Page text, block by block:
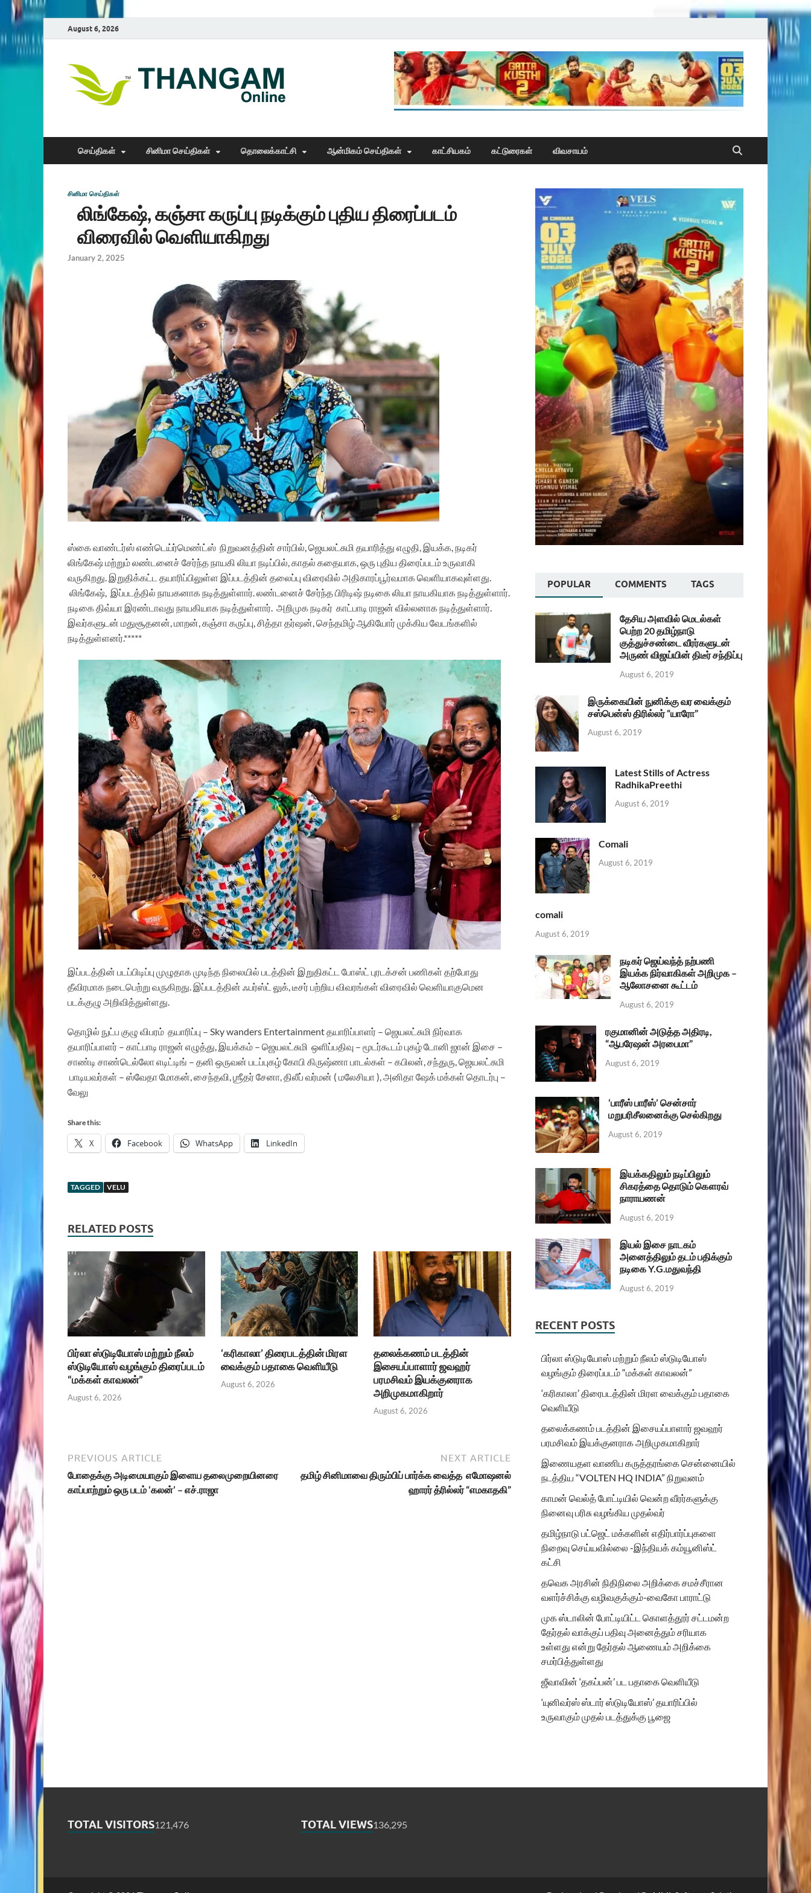
August 6, 2026
Thangam Online
செய்திகள் சினிமா செய்திகள் தொலைக்காட்சி ஆன்மிகம் செய்திகள் காட்சியகம் கட்டுரைகள் விவசாயம்
சினிமா செய்திகள்
லிங்கேஷ், கஞ்சா கருப்பு நடிக்கும் புதிய திரைப்படம்
விரைவில் வெளியாகிறது
January 2, 2025
ஸ்கை வாண்டர்ஸ் எண்டெய்ர்மெண்ட்ஸ் நிறுவனத்தின் சார்பில், ஜெயலட்சுமி தயாரித்து எழுதி, இயக்க, நடிகர்
லிங்கேஷ் மற்றும் லண்டனைச் சேர்ந்த நாயகி லியா நடிப்பில், காதல் கதையாக, ஒரு புதிய திரைப்படம் உருவாகி
வருகிறது. இறுதிக்கட்ட தயாரிப்பிலுள்ள இப்படத்தின் தலைப்பு விரைவில் அதிகாரப்பூர்வமாக வெளியாகவுள்ளது.
லிங்கேஷ், இப்படத்தில் நாயகனாக நடித்துள்ளார். லண்டனைச் சேர்ந்த பிரிடிஷ் நடிகை லியா நாயகியாக நடித்துள்ளார்.
நடிகை திவ்யா இரண்டாவது நாயகியாக நடித்துள்ளார். அறிமுக நடிகர் காட்பாடி ராஜன் வில்லனாக நடித்துள்ளார்.
இவர்களுடன் மதுசூதனன், மாறன், கஞ்சா கருப்பு, சித்தா தர்ஷன், செந்தமிழ் ஆகியோர் முக்கிய வேடங்களில்
நடித்துள்ளனர்.*****
இப்படத்தின் படப்பிடிப்பு முழுதாக முடிந்த நிலையில் படத்தின் இறுதிகட்ட போஸ்ட் புரடக்சன் பணிகள் தற்போது
தீவிரமாக நடைபெற்று வருகிறது. இப்படத்தின் ஃபர்ஸ்ட் லுக், டீசர் பற்றிய விவரங்கள் விரைவில் வெளியாகுமென
படக்குழு அறிவித்துள்ளது.
தொழில் நுட்ப குழு விபரம் தயாரிப்பு – Sky wanders Entertainmentதயாரிப்பாளர் – ஜெயலட்சுமி நிர்வாக
தயாரிப்பாளர் – காட்பாடி ராஜன் எழுத்து, இயக்கம் – ஜெயலட்சுமி ஒளிப்பதிவு – மூடர்கூடம் புகழ் டோனி ஜான் இசை –
சாண்டி சாண்டெல்லோஎடிட்டிங் – தனி ஒருவன் படப்புகழ் கோபி கிருஷ்ணாபாடல்கள் – கபிலன், சந்துரு, ஜெயலட்சுமி
பாடியவர்கள் – ஸ்வேதா மோகன், சைந்தவி, ஶ்ரீதர் சேனா, திலீப் வர்மன் ( மலேசியா ), அனிதா ஷேக்மக்கள் தொடர்பு –
வேலு
Share this:
X Facebook WhatsApp LinkedIn
TAGGED VELU
RELATED POSTS
பிர்லா ஸ்டுடியோஸ் மற்றும் நீலம்
ஸ்டுடியோஸ் வழங்கும் திரைப்படம்
“மக்கள் காவலன்”
August 6, 2026
‘கரிகாலா’ திரைபடத்தின் மிரள
வைக்கும் பதாகை வெளியீடு
August 6, 2026
தலைக்கணம் படத்தின்
இசையப்பாளார் ஜவஹர்
பரமசிவம் இயக்குனராக
அறிமுகமாகிறார்
August 6, 2026
PREVIOUS ARTICLE
போதைக்கு அடிமையாகும் இளைய தலைமுறையினரை
காப்பாற்றும் ஒரு படம் ‘கலன்’ – எச்.ராஜா
NEXT ARTICLE
தமிழ் சினிமாவை திரும்பிப் பார்க்க வைத்த எமோஷனல்
ஹாரர் த்ரில்லர் “எமகாதகி”
POPULAR COMMENTS TAGS
தேசிய அளவில் மெடல்கள்
பெற்ற 20 தமிழ்நாடு
குத்துச்சண்டை வீரர்களுடன்
அருண் விஜய்யின் திடீர் சந்திப்பு
August 6, 2019
இருக்கையின் நுனிக்கு வர வைக்கும்
சஸ்பென்ஸ் திரில்லர் “யாரோ”
August 6, 2019
Latest Stills of Actress
RadhikaPreethi
August 6, 2019
Comali
August 6, 2019
comali
August 6, 2019
நடிகர் ஜெய்வந்த் நற்பணி
இயக்க நிர்வாகிகள் அறிமுக –
ஆலோசனை கூட்டம்
August 6, 2019
ரகுமானின் அடுத்த அதிரடி,
“ஆபரேஷன் அரபைமா”
August 6, 2019
‘பாரீஸ் பாரீஸ்’ சென்சார்
மறுபரிசீலனைக்கு செல்கிறது
August 6, 2019
இயக்கதிலும் நடிப்பிலும்
சிகரத்தை தொடும் கௌரவ்
நாராயணன்
August 6, 2019
இயல் இசை நாடகம்
அனைத்திலும் தடம் பதிக்கும்
நடிகை Y.G.மதுவந்தி
August 6, 2019
RECENT POSTS
பிர்லா ஸ்டுடியோஸ் மற்றும் நீலம் ஸ்டுடியோஸ்
வழங்கும் திரைப்படம் “மக்கள் காவலன்”
‘கரிகாலா’ திரைபடத்தின் மிரள வைக்கும் பதாகை
வெளியீடு
தலைக்கணம் படத்தின் இசையப்பாளார் ஜவஹர்
பரமசிவம் இயக்குனராக அறிமுகமாகிறார்
இணையதள வாணிப கருத்தரங்கை சென்னையில்
நடத்திய “VOLTEN HQ INDIA” நிறுவனம்
காமன் வெல்த் போட்டியில் வென்ற வீரர்களுக்கு
நினைவு பரிசு வழங்கிய முதல்வர்
தமிழ்நாடு பட்ஜெட் மக்களின் எதிர்பார்ப்புகளை
நிறைவு செய்யவில்லை -இந்தியக் கம்யூனிஸ்ட்
கட்சி
தவெக அரசின் நிதிநிலை அறிக்கை சமச்சீரான
வளர்ச்சிக்கு வழிவகுக்கும்-வைகோ பாராட்டு
முக ஸ்டாலின் போட்டியிட்ட கொளத்தூர் சட்டமன்ற
தேர்தல் வாக்குப் பதிவு அனைத்தும் சரியாக
உள்ளது என்று தேர்தல் ஆணையம் அறிக்கை
சமர்பித்துள்ளது
ஜீவாவின் ‘தகப்பன்’ பட பதாகை வெளியீடு
‘யுனிவர்ஸ் ஸ்டார் ஸ்டுடியோஸ்’ தயாரிப்பில்
உருவாகும் முதல் படத்துக்கு பூஜை
TOTAL VISITORS121,476 TOTAL VIEWS136,295